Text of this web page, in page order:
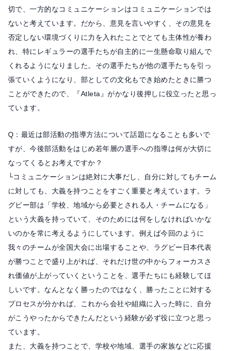
切で、一方的なコミュニケーションはコミュニケーションでは
ないと考えています。だから、意見を言いやすく、その意見を
否定しない環境づくりに力を入れたことでとても主体性が養わ
れ、特にレギュラーの選手たちが自主的に一生懸命取り組んで
くれるようになりました。その選手たちが他の選手たちを引っ
張ていくようになり、部としての文化もでき始めたときに勝つ
ことができたので、『Atleta』がかなり後押しに役立ったと思っ
ています。
Q：最近は部活動の指導方法について話題になることも多いで
すが、今後部活動をはじめ若年層の選手への指導は何が大切に
なってくるとお考えですか？
└コミュニケーションは絶対に大事だし、自分に対してもチーム
に対しても、大義を持つことをすごく重要と考えています。ラ
グビー部は「学校、地域から必要とされる人・チームになる」
という大義を持っていて、そのためには何をしなければいかな
いのかを常に考えるようにしています。例えば今回のように
我々のチームが全国大会に出場することや、ラグビー日本代表
が勝つことで盛り上がれば、それだけ世の中からフォーカスさ
れ価値が上がっていくということを、選手たちにも経験してほ
しいです。なんとなく勝ったのではなく、勝ったことに対する
プロセスが分かれば、これから会社や組織に入った時に、自分
がこうやったからできたんだという経験が必ず役に立つと思っ
ています。
また、大義を持つことで、学校や地域、選手の家族などに応援